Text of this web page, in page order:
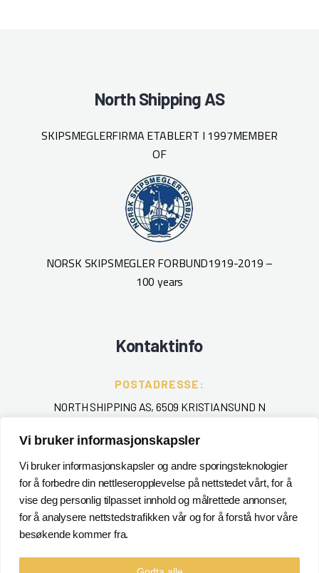
Vi bruker informasjonskapsler
Vi bruker informasjonskapsler og andre sporingsteknologier
for å forbedre din nettleseropplevelse på nettstedet vårt, for å
vise deg personlig tilpasset innhold og målrettede annonser,
for å analysere nettstedstrafikken vår og for å forstå hvor våre
besøkende kommer fra.
North Shipping AS
SKIPSMEGLERFIRMA ETABLERT I 1997MEMBER
OF
NORSK SKIPSMEGLER FORBUND1919-2019 –
100 years
Kontaktinfo
POSTADRESSE:
NORTH SHIPPING AS, 6509 KRISTIANSUND N
TELEFON:
+ 47 715 40 000
EPOST :
POSTMASTER@NORTHSHIPPING.NO